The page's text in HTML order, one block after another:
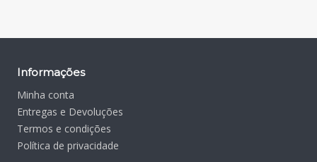
Informações
Minha conta
Entregas e Devoluções
Termos e condições
Política de privacidade